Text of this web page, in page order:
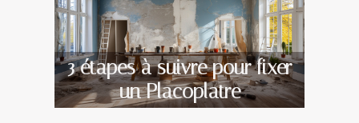
3 étapes à suivre pour fixer
un Placoplatre